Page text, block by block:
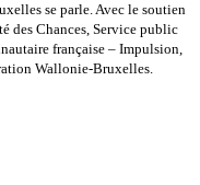
se parle. Avec le soutien
des Chances, Service public
française – Impulsion,
Wallonie-Bruxelles.